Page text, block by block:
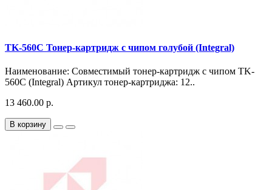
TK-560C Тонер-картридж с чипом голубой (Integral)
Наименование: Совместимый тонер-картридж с чипом TK-
560C (Integral) Артикул тонер-картриджа: 12..
13 460.00 р.
В корзину